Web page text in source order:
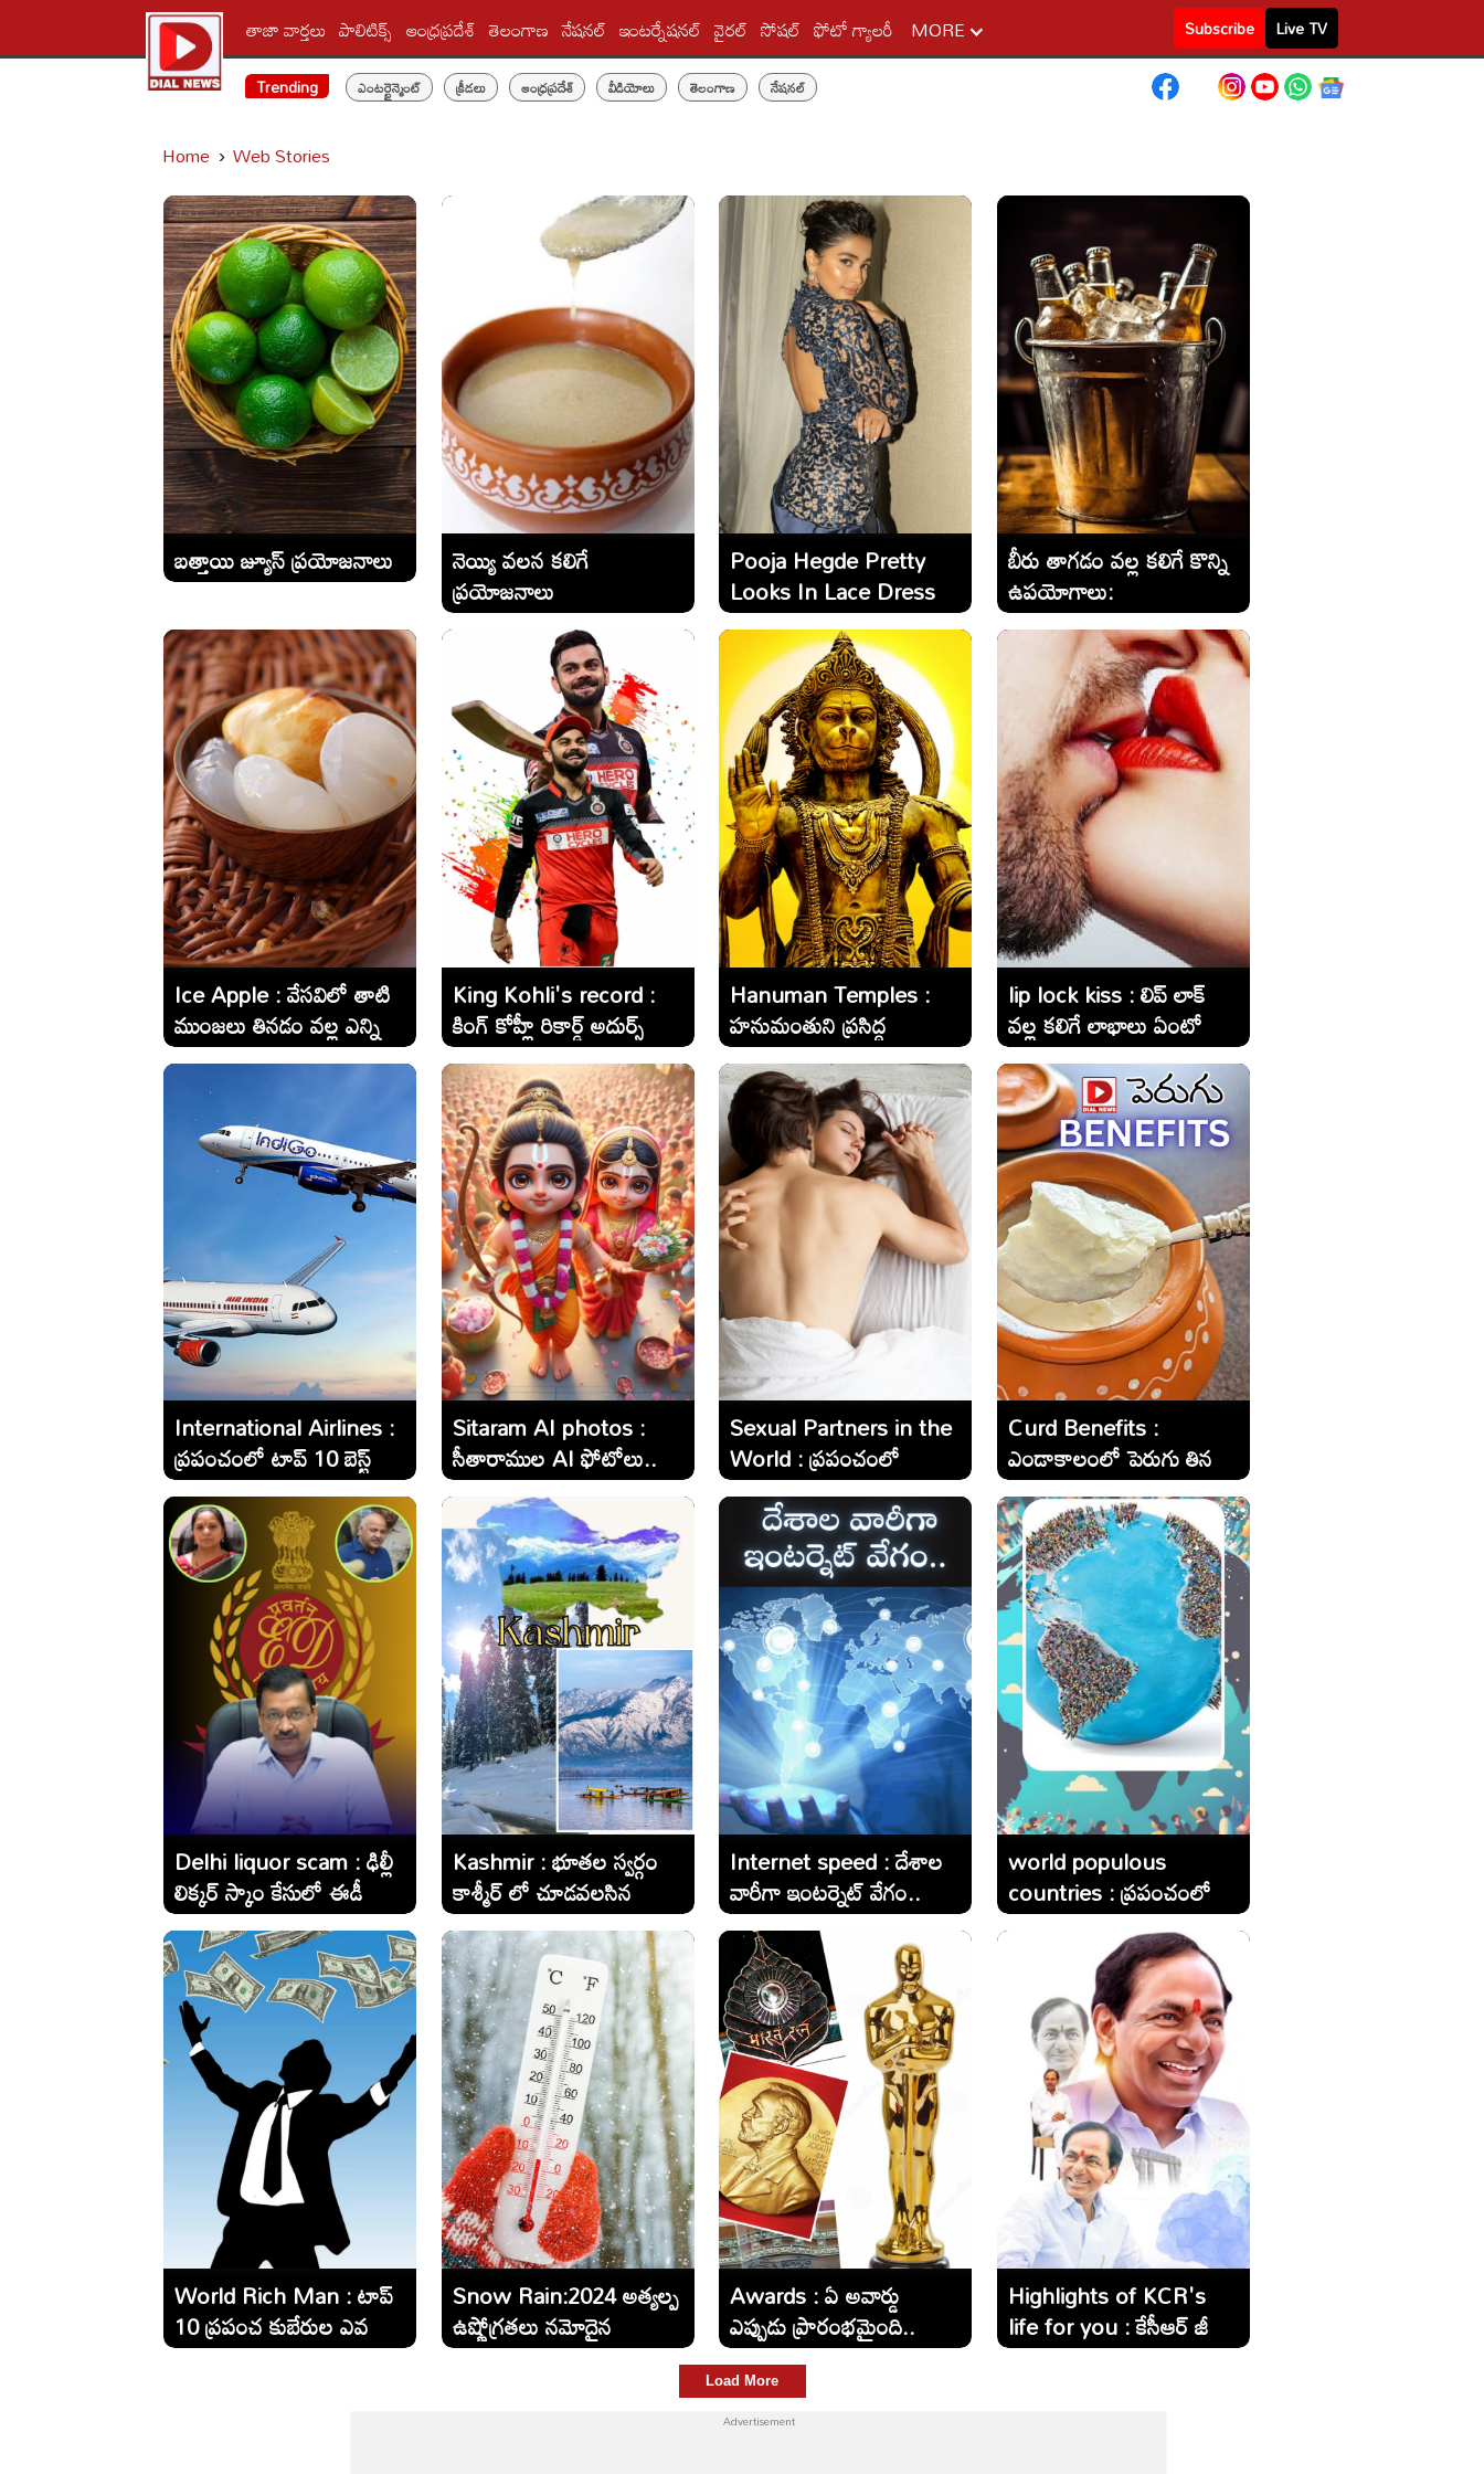
తాజా వార్తలు పాలిటిక్స్‌ ఆంధ్రప్రదేశ్ తెలంగాణ నేషనల్ ఇంటర్నేషనల్ వైరల్ సోషల్ ఫోటో గ్యాలరీ MORE Subscribe
Live TV
Trending
ఎంటర్టైన్మెంట్ క్రీడలు ఆంధ్రప్రదేశ్ వీడియోలు తెలంగాణ నేషనల్
Home Web Stories
బత్తాయి జ్యూస్ ప్రయోజనాలు నెయ్యి వలన కలిగే
ప్రయోజనాలు
Pooja Hegde Pretty
Looks In Lace Dress
బీరు తాగడం వల్ల కలిగే కొన్ని
ఉపయోగాలు:
Ice Apple : వేసవిలో తాటి
ముంజలు తినడం వల్ల ఎన్ని
ఉపయోగాలో తెలుసా..?
King Kohli's record :
కింగ్ కోహ్లీ రికార్డ్ అదుర్స్
గురు..
Hanuman Temples :
హనుమంతుని ప్రసిద్ధ
ఆలయాలు ఏవో తెలుసా..?
lip lock kiss : లిప్ లాక్
వల్ల కలిగే లాభాలు ఏంటో
తెలుసా..?
International Airlines :
ప్రపంచంలో టాప్ 10 బెస్ట్
అంతర్జాతీయ ఎయిర్ లైన్స్
ఏవో తెలుసా..?
Sitaram AI photos :
సీతారాముల AI ఫోటోలు..
Sexual Partners in the
World : ప్రపంచంలో
అత్యధిక సగటు లైంగిక
భాగస్వాములు కలిగి ఉన్న 10
దేశాలు ఇవే..
Curd Benefits :
ఎండాకాలంలో పెరుగు తినడం
వల్ల ఎన్ని లాభాలో తెలుసా..?
Delhi liquor scam : ఢిల్లీ
లిక్కర్ స్కాం కేసులో ఈడీ
అరెస్ట్ చేసిన ముఖ్య నేతలు...
వీరే
Kashmir : భూతల స్వర్గం
కాశ్మీర్ లో చూడవలసిన
మంచు ప్రదేశాలు ఇవే..
Internet speed : దేశాల
వారీగా ఇంటర్నెట్ వేగం..
world populous
countries : ప్రపంచంలో
అత్యధిక జనాభా ఉన్న టాప్
10 దేశాలు..
World Rich Man : టాప్
10 ప్రపంచ కుబేరుల ఎవరో
తెలుసా..?
Snow Rain:2024 అత్యల్ప
ఉష్ణోగ్రతలు నమోదైన
దేశాలు...
Awards : ఏ అవార్డు
ఎప్పుడు ప్రారంభమైంది..
తెలుసా ?
Highlights of KCR's
life for you : కేసీఆర్ జీవిత
విశేషాలు మీకోసం
Load More